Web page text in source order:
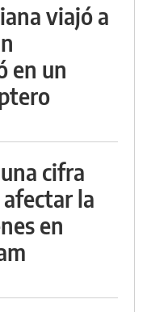
viajó a
en un
cifra
la
en